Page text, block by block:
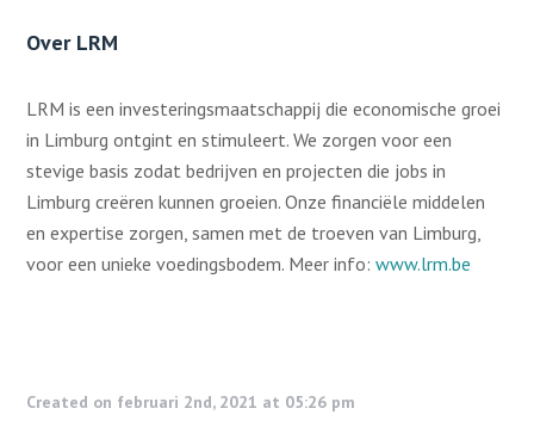
Over LRM
LRM is een investeringsmaatschappij die economische groei
in Limburg ontgint en stimuleert. We zorgen voor een
stevige basis zodat bedrijven en projecten die jobs in
Limburg creëren kunnen groeien. Onze financiële middelen
en expertise zorgen, samen met de troeven van Limburg,
voor een unieke voedingsbodem. Meer info:www.lrm.be
Created on februari 2nd, 2021 at 05:26 pm